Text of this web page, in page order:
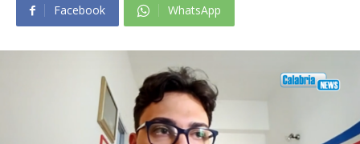
Facebook WhatsApp